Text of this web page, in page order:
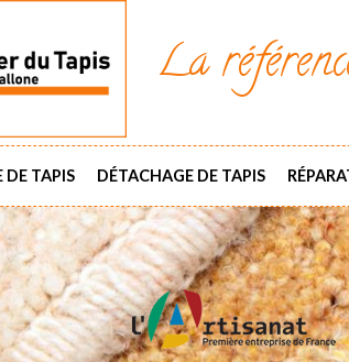
La
DE TAPIS DÉTACHAGE DE TAPIS